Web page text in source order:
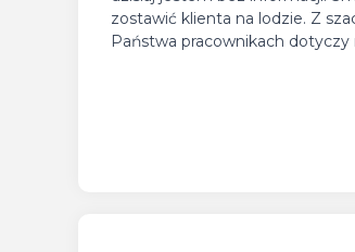
zostawić klienta na lodzie. Z
Państwa pracownikach